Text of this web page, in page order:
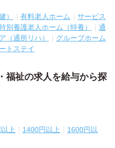
） 有料老人ホーム
サービス
別養護老人ホーム（特養）
通
（通所リハ）
グループホーム
トステイ
福祉の求人を給与から探
上 1400円以上
1600円以